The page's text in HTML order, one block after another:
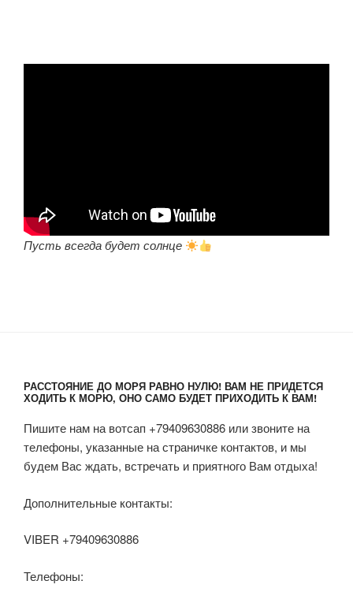
Пусть всегда будет солнце
РАССТОЯНИЕ ДО МОРЯ РАВНО НУЛЮ! ВАМ НЕ ПРИДЕТСЯ
ХОДИТЬ К МОРЮ, ОНО САМО БУДЕТ ПРИХОДИТЬ К ВАМ!
Пишите нам на вотсап +79409630886 или звоните на
телефоны, указанные на страничке контактов, и мы
будем Вас ждать, встречать и приятного Вам отдыха!
Дополнительные контакты:
VIBER +79409630886
Телефоны: